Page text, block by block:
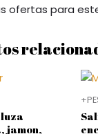
ofertas para
jamon,